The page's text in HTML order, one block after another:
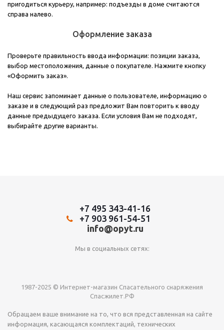
пригодиться курьеру, например: подъезды в доме считаются
справа налево.
Оформление заказа
Проверьте правильность ввода информации: позиции заказа,
выбор местоположения, данные о покупателе. Нажмите кнопку
«Оформить заказ».
Наш сервис запоминает данные о пользователе, информацию о
заказе и в следующий раз предложит Вам повторить к вводу
данные предыдущего заказа. Если условия Вам не подходят,
выбирайте другие варианты.
+7 495 343-41-16
+7 903 961-54-51
info@opyt.ru
Мы в социальных сетях:
1987-2025 © Интернет-магазин Спасательного снаряжения
Спасжилет.РФ
Обращаем ваше внимание на то, что вся представленная на сайте
информация, касающаяся комплектаций, технических